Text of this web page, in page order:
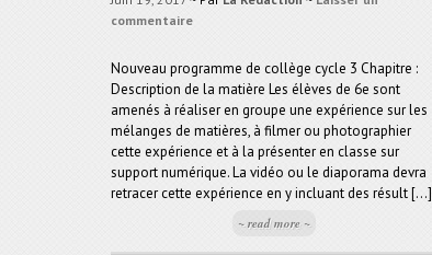
commentaire
Nouveau programme de collège cycle 3 Chapitre :
Description de la matière Les élèves de 6e sont
amenés à réaliser en groupe une expérience sur les
mélanges de matières, à filmer ou photographier
cette expérience et à la présenter en classe sur
support numérique. La vidéo ou le diaporama devra
retracer cette expérience en y incluant des résult [...]
~ read more ~